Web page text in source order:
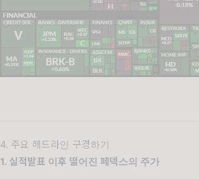
4. 주요 헤드라인 구경하기
1. 실적발표 이후 떨어진 페덱스의 주가